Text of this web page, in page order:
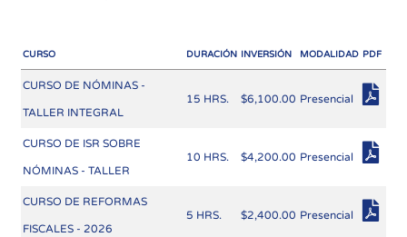
CURSO DURACIÓN INVERSIÓN MODALIDAD PDF
CURSO DE NÓMINAS -
TALLER INTEGRAL
15 HRS. $6,100.00 Presencial
CURSO DE ISR SOBRE
NÓMINAS - TALLER
10 HRS. $4,200.00 Presencial
CURSO DE REFORMAS
FISCALES - 2026
5 HRS. $2,400.00 Presencial